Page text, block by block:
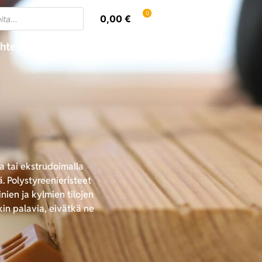
0,00€ 0
tai ekstrudoimalla
Polystyreenieristeet
ja kylmien tilojen
palavia, eivätkä ne